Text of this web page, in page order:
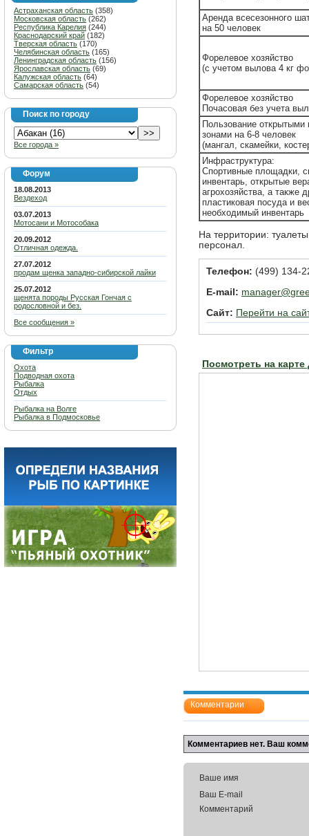
Астраханская область (358)
Московская область (262)
Республика Карелия (244)
Краснодарский край (182)
Тверская область (170)
Челябинская область (165)
Ленинградская область (156)
Ярославская область (69)
Калужская область (64)
Самарская область (54)
Поиск по городу
Все города »
Форум
18.08.2013
Вездеход
03.07.2013
Мотосани и Мотособака
20.09.2012
Отличная одежда.
27.07.2012
продам щенка западно-сибирской лайки
25.07.2012
щенята породы Русская Гончая с
родословной и без.
Все сообщения »
Фильтр
Охота
Подводная охота
Рыбалка
Отдых
Рыбалка на Волге
Рыбалка в Подмосковье
Аренда всесезонного
на 50 человек
Форелевое хозяйство
(c учетом вылова 4 кг
Форелевое хозяйство
Почасовая без учета
Пользование открытыми
зонами на 6-8 человек
(мангал, скамейки,
Инфраструктура:
Спортивные площадки,
инвентарь, открытые
агрохозяйства, а также
пластиковая посуда и
необходимый инвентарь
На территории:
персонал.
Телефон: (499) 134-
E-mail:
Сайт: Перейти на
Посмотреть на
Комментарии
Комментариев нет. Ваш
Ваше имя
Ваш E-mail
Комментарий